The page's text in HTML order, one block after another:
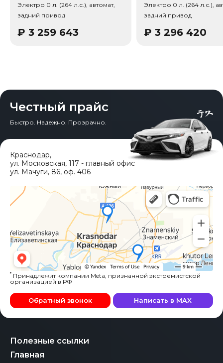
Тип привода: Задний привод (RWD).
Электро 0 л. (264 л.с.), автомат,
задний привод
₽ 3 259 643
Электро 0 л. (264 л.с.),
задний привод
₽ 3 296 420
Честный прайс
Быстро. Надежно. Прозрачно.
Полезные ссылки
Главная
Краснодар,
ул. Московская, 117 - главный офис
ул. Мачуги, 86, оф. 406
* Принадлежит компании Meta, признанной экстремистской
организацией в РФ
Обратный звонок Написать в MAX